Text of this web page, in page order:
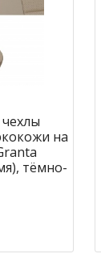
на
тёмно-